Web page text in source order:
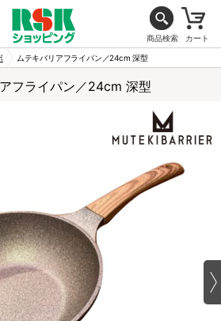
商品検索 カート
ムテキバリアフライパン／24cm 深型
フライパン／24cm 深型